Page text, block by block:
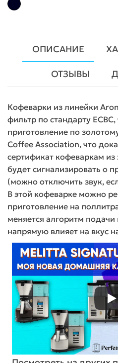
ОПИСАНИЕ
ОТЗЫВЫ
Кофеварки из линейки
фильтр по стандарту ECBC,
приготовление по
Coffee Association, что
сертификат кофеваркам
будет сигнализировать о
(можно отключить звук,
В этой кофеварке можно
приготовление на
меняется алгоритм
напрямую влияет на вкус